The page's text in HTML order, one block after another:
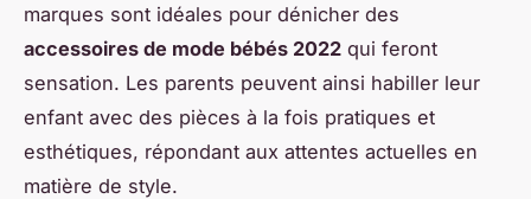
marques sont idéales pour dénicher des
accessoires de mode bébés 2022 qui feront
sensation. Les parents peuvent ainsi habiller leur
enfant avec des pièces à la fois pratiques et
esthétiques, répondant aux attentes actuelles en
matière de style.